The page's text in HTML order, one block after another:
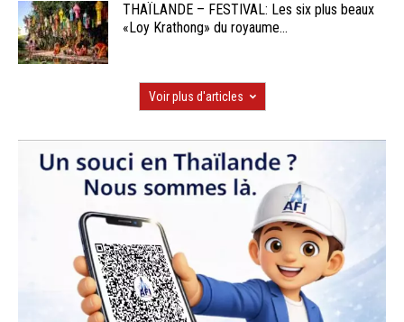
THAÏLANDE – FESTIVAL: Les six plus beaux
«Loy Krathong» du royaume...
Voir plus d'articles